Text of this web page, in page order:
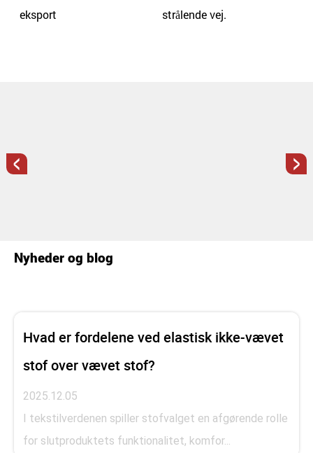
eksport
strålende vej.
< >
Nyheder og blog
Hvad er fordelene ved elastisk ikke-vævet
stof over vævet stof?
2025.12.05
I tekstilverdenen spiller stofvalget en afgørende rolle
for slutproduktets funktionalitet, komfor...